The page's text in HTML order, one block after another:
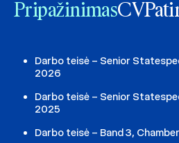
PripažinimasCV
Darbo teisė – Senior
2026
Darbo teisė – Senior
2025
Darbo teisė – Band 3,